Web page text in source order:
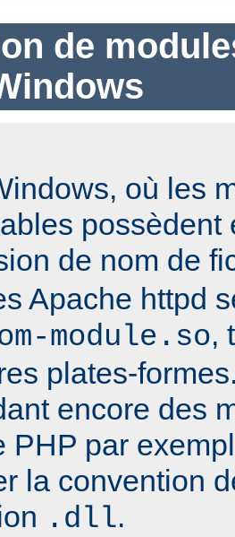
de
où les
possèdent
de nom de
Apache httpd
module.so,
plates-
encore des
PHP par
la convention
.dll.